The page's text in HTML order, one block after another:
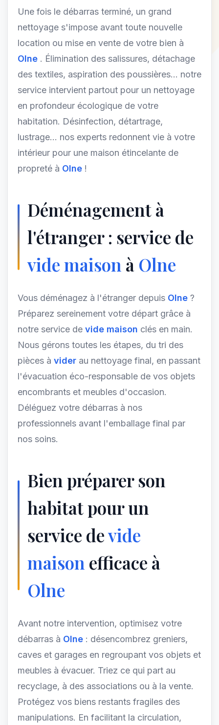
Une fois le débarras terminé, un grand
nettoyage s'impose avant toute nouvelle
location ou mise en vente de votre bien à
Olne . Élimination des salissures, détachage
des textiles, aspiration des poussières... notre
service intervient partout pour un nettoyage
en profondeur écologique de votre
habitation. Désinfection, détartrage,
lustrage... nos experts redonnent vie à votre
intérieur pour une maison étincelante de
propreté à Olne !
Déménagement à
l'étranger : service de
vide maison à Olne
Vous déménagez à l'étranger depuis Olne ?
Préparez sereinement votre départ grâce à
notre service de vide maison clés en main.
Nous gérons toutes les étapes, du tri des
pièces à vider au nettoyage final, en passant
l'évacuation éco-responsable de vos objets
encombrants et meubles d'occasion.
Déléguez votre débarras à nos
professionnels avant l'emballage final par
nos soins.
Bien préparer son
habitat pour un
service devide
maison efficace à
Olne
Avant notre intervention, optimisez votre
débarras à Olne : désencombrez greniers,
caves et garages en regroupant vos objets et
meubles à évacuer. Triez ce qui part au
recyclage, à des associations ou à la vente.
Protégez vos biens restants fragiles des
manipulations. En facilitant la circulation,